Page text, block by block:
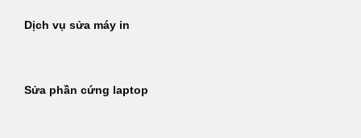
Dịch vụ sửa máy in
Sửa phần cứng laptop